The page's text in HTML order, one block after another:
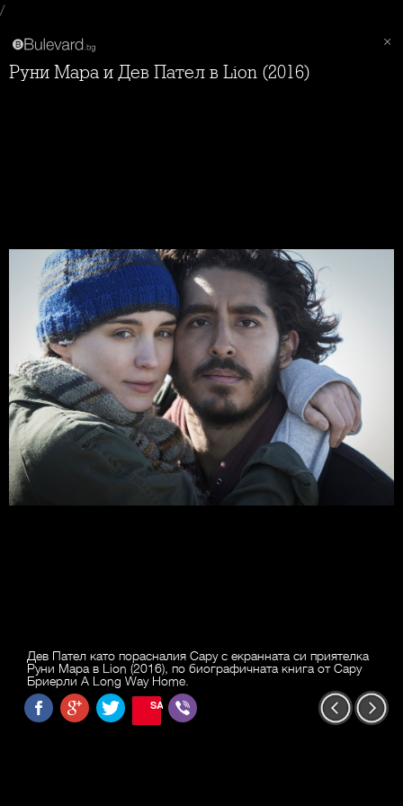
/
Руни Мара и Дев Пател в Lion (2016)
Дев Пател като порасналия Сару с екранната си приятелка
Руни Мара в Lion (2016), по биографичната книга от Сару
Бриерли A Long Way Home.
SAVE